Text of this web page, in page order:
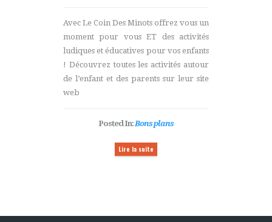
Avec Le Coin Des Minots offrez vous un
moment pour vous ET des activités
ludiques et éducatives pour vos enfants
! Découvrez toutes les activités autour
de l’enfant et des parents sur leur site
web
Posted In: Bons plans
Lire la suite